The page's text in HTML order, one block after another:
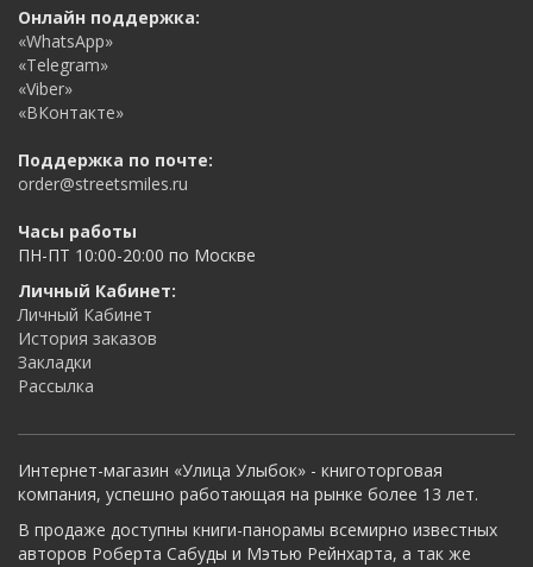
Онлайн поддержка:
«WhatsApp»
«Telegram»
«Viber»
«ВКонтакте»
Поддержка по почте:
order@streetsmiles.ru
Часы работы
ПН-ПТ 10:00-20:00 по Москве
Личный Кабинет:
Личный Кабинет
История заказов
Закладки
Рассылка
Интернет-магазин «Улица Улыбок» - книготорговая
компания, успешно работающая на рынке более 13 лет.
В продаже доступны книги-панорамы всемирно известных
авторов Роберта Сабуды и Мэтью Рейнхарта, а так же